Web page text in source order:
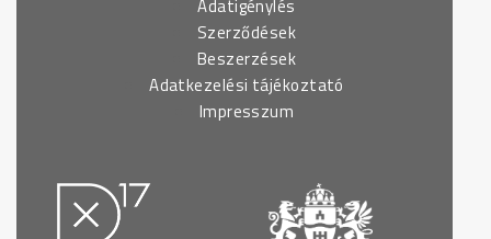
Adatigénylés
Szerződések
Beszerzések
Adatkezelési tájékoztató
Impresszum